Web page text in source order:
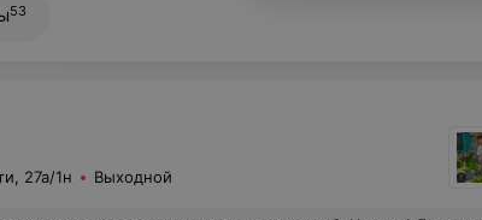
53
27а/1н Выходной